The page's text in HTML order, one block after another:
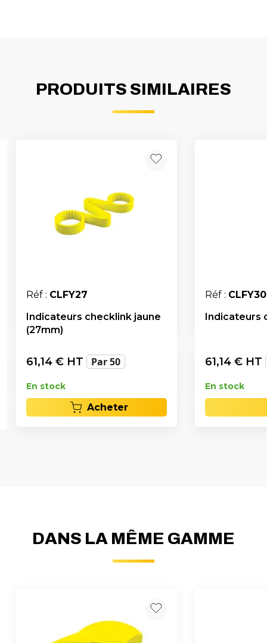
PRODUITS SIMILAIRES
Réf : CLFY27
Indicateurs checklink jaune
(27mm)
61,14 € HT Par 50
En stock
Acheter
Réf : CLFY30
Indicateurs
61,14 € HT
En stock
DANS LA MÊME GAMME